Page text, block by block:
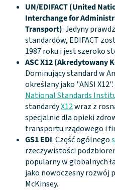
UN/EDIFACT (United
Interchange for
Transport): Jedyny
standardów, EDIFACT
1987 roku i jest szeroko
ASC X12 (Akredytowany
Dominujący standard w
określany jako "ANSI
National Standards
standardyX12wraz z
specjalnie dla opieki
transportu rządowego i
GS1 EDI: Część ogólnego
rzeczywistości
popularny w globalnych
jako nowoczesny rozwój
McKinsey.